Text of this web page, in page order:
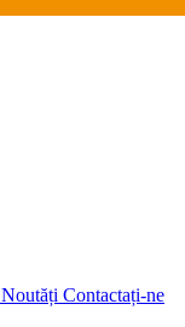
Noutăți Contactați-ne